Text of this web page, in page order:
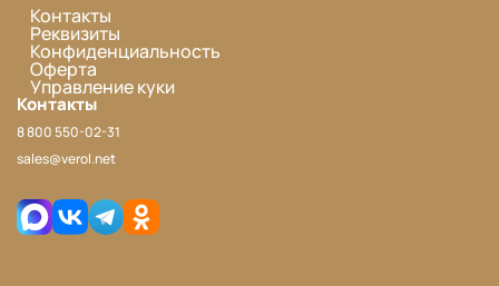
Контакты
Реквизиты
Конфиденциальность
Оферта
Управление куки
Контакты
8 800 550-02-31
sales@verol.net